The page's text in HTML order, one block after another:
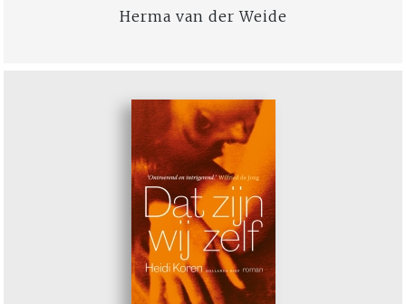
Herma van der Weide